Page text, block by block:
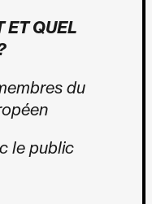
ET QUEL
du
le public